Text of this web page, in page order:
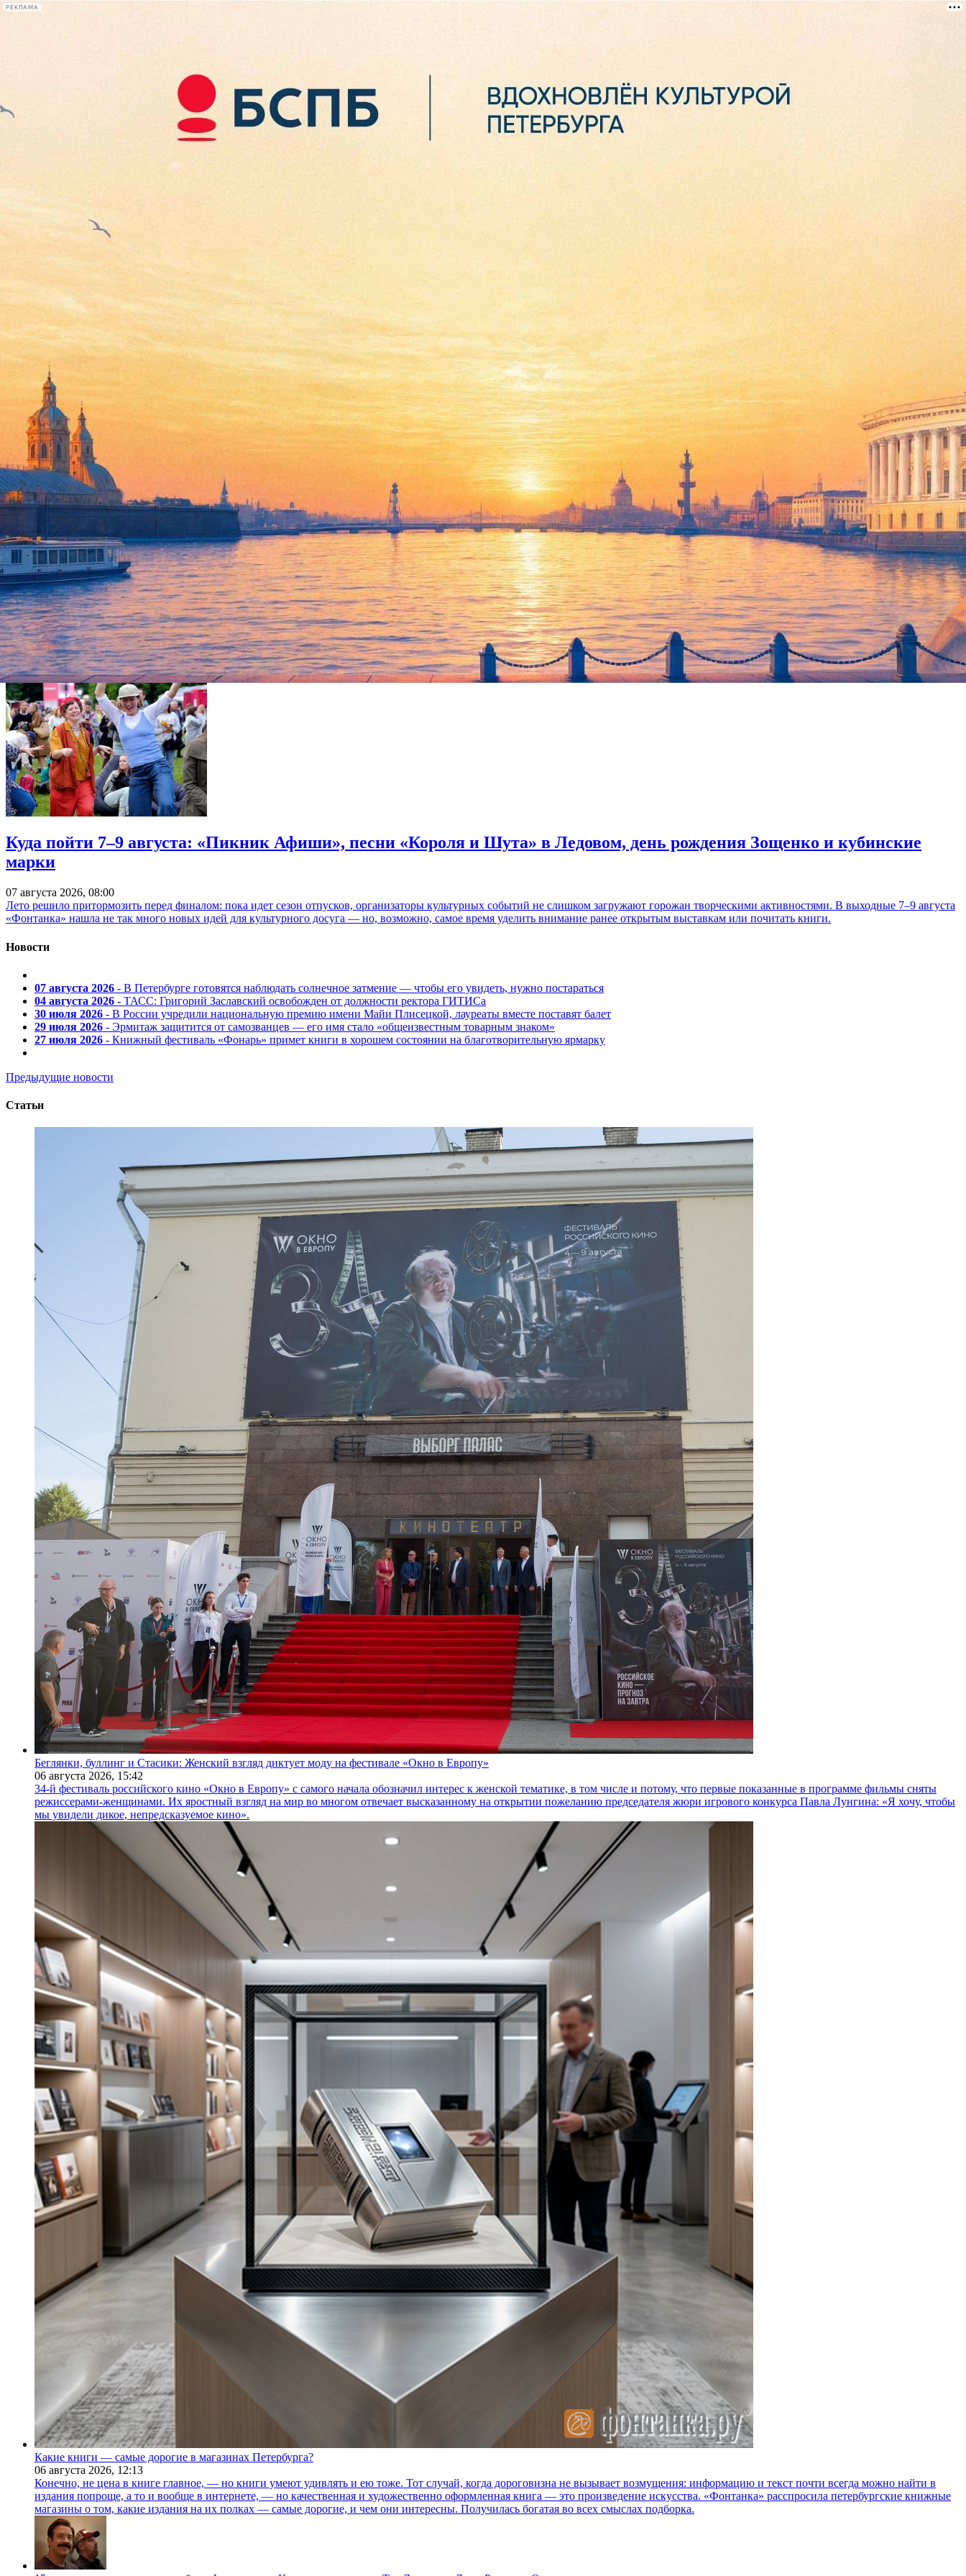
РЕКЛАМА
лекции
книги
Гладить котиков в белые ночи можно будет до утра
31 мая 2017,
«Республика кошек» и его филиал «Республика котов» меняют график работы на июнь. В течение всего месяца котокафе будут работать до 6 утра. Причем после полуночи на обеих площадках
будет отменяться фиксированная плата за вход — вместо этого у посетителей будут принимать благотворительные взносы. Днем, однако, плата останется прежней: заведения будут
открываться в 10.00 и работать в обычном режиме.
Помимо общения с кошачьими, посетители филиала на Литейном смогут скоротать ночные часы за просмотром проекционного шоу и кинофильмов на стене «эрмитажного» зала (расписание
показов в настоящее время еще на стадии формирования). А в основном офисе на Якубовича проходит выставка картин петербургских художников-анималистов.
Еще один бонус могут получить обладатели открепительных «Ночи музеев» – те, кто пришел в эту ночь к «Республике» и получил «Билет белых ночей с котиками»: по нему посещение
котокафе будет бесплатным в любую из июньских ночей, а на напитки и десерты предложат скидки.
"Фонтанка.ру"
Куда пойти 7–9 августа: «Пикник Афиши», песни «Короля и Шута» в Ледовом, день рождения Зощенко и кубинские
марки
07 августа 2026, 08:00
Лето решило притормозить перед финалом: пока идет сезон отпусков, организаторы культурных событий не слишком загружают горожан творческими активностями. В выходные 7–9 августа
«Фонтанка» нашла не так много новых идей для культурного досуга — но, возможно, самое время уделить внимание ранее открытым выставкам или почитать книги.
Новости
07 августа 2026 - В Петербурге готовятся наблюдать солнечное затмение — чтобы его увидеть, нужно постараться
04 августа 2026 - ТАСС: Григорий Заславский освобожден от должности ректора ГИТИСа
30 июля 2026 - В России учредили национальную премию имени Майи Плисецкой, лауреаты вместе поставят балет
29 июля 2026 - Эрмитаж защитится от самозванцев — его имя стало «общеизвестным товарным знаком»
27 июля 2026 - Книжный фестиваль «Фонарь» примет книги в хорошем состоянии на благотворительную ярмарку
Предыдущие новости
Статьи
Беглянки, буллинг и Стасики: Женский взгляд диктует моду на фестивале «Окно в Европу»
06 августа 2026, 15:42
34-й фестиваль российского кино «Окно в Европу» с самого начала обозначил интерес к женской тематике, в том числе и потому, что первые показанные в программе фильмы сняты
режиссерами-женщинами. Их яростный взгляд на мир во многом отвечает высказанному на открытии пожеланию председателя жюри игрового конкурса Павла Лунгина: «Я хочу, чтобы
мы увидели дикое, непредсказуемое кино».
Какие книги — самые дорогие в магазинах Петербурга?
06 августа 2026, 12:13
Конечно, не цена в книге главное, — но книги умеют удивлять и ею тоже. Тот случай, когда дороговизна не вызывает возмущения: информацию и текст почти всегда можно найти в
издания попроще, а то и вообще в интернете, — но качественная и художественно оформленная книга — это произведение искусства. «Фонтанка» расспросила петербургские книжные
магазины о том, какие издания на их полках — самые дорогие, и чем они интересны. Получилась богатая во всех смыслах подборка.